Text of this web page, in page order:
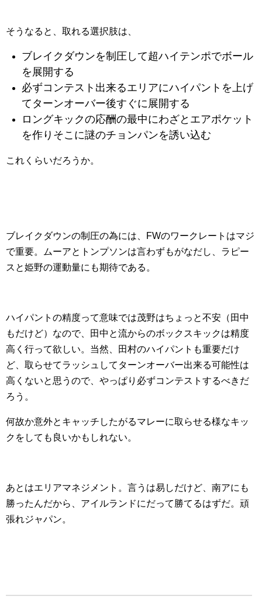
そうなると、取れる選択肢は、
ブレイクダウンを制圧して超ハイテンポでボール
を展開する
必ずコンテスト出来るエリアにハイパントを上げ
てターンオーバー後すぐに展開する
ロングキックの応酬の最中にわざとエアポケット
を作りそこに謎のチョンパンを誘い込む
これくらいだろうか。
ブレイクダウンの制圧の為には、FWのワークレートはマジ
で重要。ムーアとトンプソンは言わずもがなだし、ラピー
スと姫野の運動量にも期待である。
ハイパントの精度って意味では茂野はちょっと不安（田中
もだけど）なので、田中と流からのボックスキックは精度
高く行って欲しい。当然、田村のハイパントも重要だけ
ど、取らせてラッシュしてターンオーバー出来る可能性は
高くないと思うので、やっぱり必ずコンテストするべきだ
ろう。
何故か意外とキャッチしたがるマレーに取らせる様なキッ
クをしても良いかもしれない。
あとはエリアマネジメント。言うは易しだけど、南アにも
勝ったんだから、アイルランドにだって勝てるはずだ。頑
張れジャパン。